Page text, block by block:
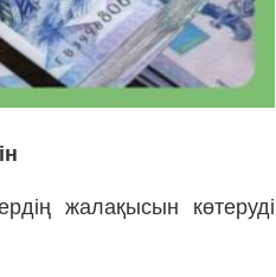
жалақысын көтеруді